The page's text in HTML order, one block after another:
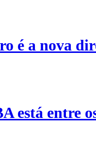
é a nova
está entre